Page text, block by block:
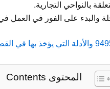
بالنواحي التجارية.
والبدء على الفور في العمل
المحتوى Contents